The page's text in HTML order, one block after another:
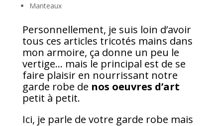
Manteaux
Personnellement, je suis loin d’avoir
tous ces articles tricotés mains dans
mon armoire, ça donne un peu le
vertige… mais le principal est de se
faire plaisir en nourrissant notre
garde robe de nos oeuvres d’art
petit à petit.
Ici, je parle de votre garde robe mais